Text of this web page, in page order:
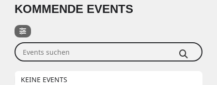
KOMMENDE EVENTS
Events suchen
KEINE EVENTS